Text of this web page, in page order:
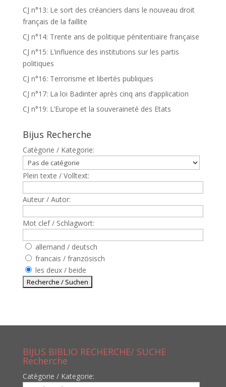
CJ n°13: Le sort des créanciers dans le nouveau droit
français de la faillite
CJ n°14: Trente ans de politique pénitentiaire française
CJ n°15: L’influence des institutions sur les partis
politiques
CJ n°16: Terrorisme et libertés publiques
CJ n°17: La loi Badinter après cinq ans d’application
CJ n°19: L’Europe et la souveraineté des Etats
Bijus Recherche
Catègorie / Kategorie:
Plein texte / Volltext:
Auteur / Autor:
Mot clef / Schlagwort:
allemand / deutsch
francais / französisch
les deux / beide
BIJUS BIBLIO RECHERCHE/ SUCHE
Recherche
Catègorie / Kategorie: